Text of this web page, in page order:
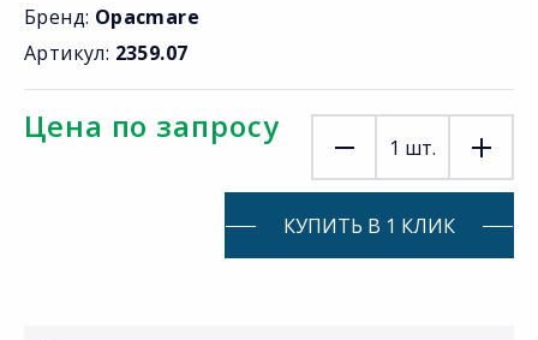
Бренд: Opacmare
Артикул: 2359.07
Цена по запросу
1 шт.
КУПИТЬ В 1 КЛИК